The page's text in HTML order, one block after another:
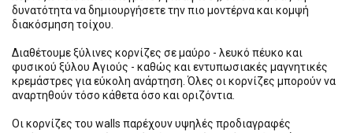
δυνατότητα να δημιουργήσετε την πιο μοντέρνα και κομψή
διακόσμηση τοίχου.
Διαθέτουμε ξύλινες κορνίζες σε μαύρο - λευκό πέυκο και
φυσικού ξύλου Αγιούς - καθώς και εντυπωσιακές μαγνητικές
κρεμάστρες για εύκολη ανάρτηση. Όλες οι κορνίζες μπορούν να
αναρτηθούν τόσο κάθετα όσο και οριζόντια.
Οι κορνίζες του walls παρέχουν υψηλές προδιαγραφές